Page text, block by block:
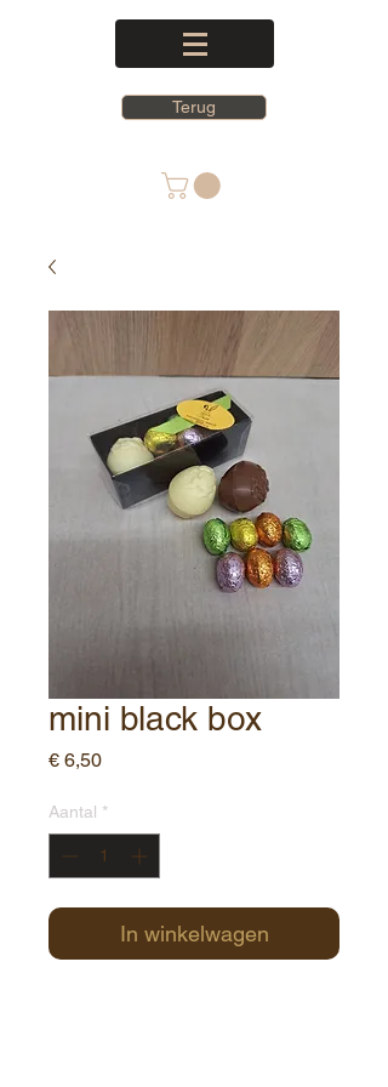
Terug
mini black box
€ 6,50Prijs
Aantal *
In winkelwagen